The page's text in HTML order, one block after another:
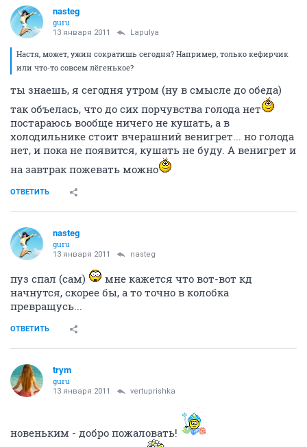
nasteg
guru
13 января 2011 Lapulya
Настя, может, ужин сократишь сегодня? Например, только кефирчик
или что-то совсем лёгенькое?
ты знаешь, я сегодня утром (ну в смысле до обеда)
так объелась, что до сих порчувства голода нет
постараюсь вообще ничего не кушать, а в
холодильнике стоит вчерашний венигрет... но голода
нет, и пока не появится, кушать не буду. А венигрет и
на завтрак пожевать можно
ОТВЕТИТЬ
nasteg
guru
13 января 2011 nasteg
пуз спал (сам)
мне кажется что вот-вот кд
начнутся, скорее бы, а то точно в колобка
превращусь...
ОТВЕТИТЬ
trym
guru
13 января 2011 vertuprishka
новеньким - добро пожаловать!